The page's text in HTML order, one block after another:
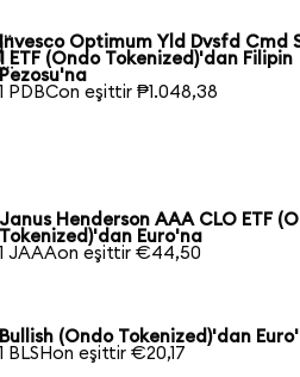
Invesco Optimum Yld Dvsfd Cmd
1 ETF (Ondo Tokenized)'dan Filipin
Pezosu'na
1 PDBCon eşittir ₱1.048,38
Janus Henderson AAA CLO ETF
Tokenized)'dan Euro'na
1 JAAAon eşittir €44,50
Bullish (Ondo Tokenized)'dan
1 BLSHon eşittir €20,17